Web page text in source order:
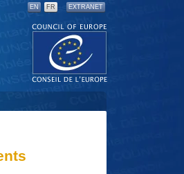
EN FR EXTRANET